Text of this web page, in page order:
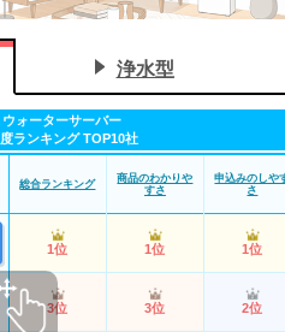
浄水型
ウォーターサーバー
ランキング TOP10社
総合ランキング
商品のわかりや
すさ
申込みのしや
さ
1位 1位 1位
3位 3位 2位